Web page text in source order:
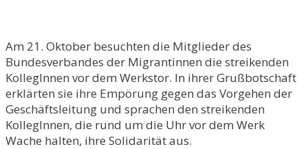
Am 21. Oktober besuchten die Mitglieder des
Bundesverbandes der Migrantinnen die streikenden
KollegInnen vor dem Werkstor. In ihrer Grußbotschaft
erklärten sie ihre Empörung gegen das Vorgehen der
Geschäftsleitung und sprachen den streikenden
KollegInnen, die rund um die Uhr vor dem Werk
Wache halten, ihre Solidarität aus.